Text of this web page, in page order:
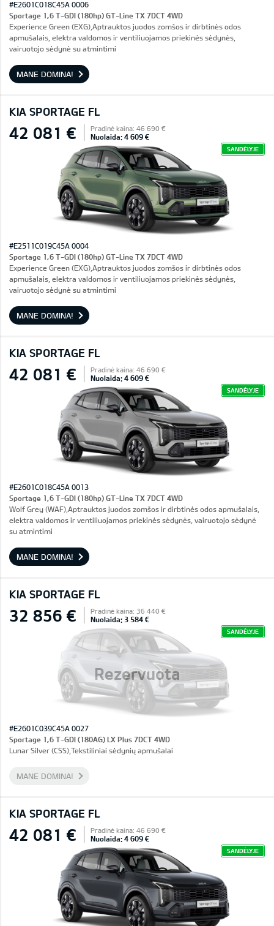
#E2601C018C45A 0006
Sportage 1,6 T-GDI (180hp) GT-Line TX 7DCT 4WD
Experience Green (EXG),Aptrauktos juodos zomšos ir dirbtinės odos
apmušalais, elektra valdomos ir ventiliuojamos priekinės sėdynės,
vairuotojo sėdynė su atmintimi
MANE DOMINA!
KIA SPORTAGE FL
42 081 € Pradinė kaina: 46 690 €
Nuolaida: 4 609 €
SANDĖLYJE
#E2511C019C45A 0004
Sportage 1,6 T-GDI (180hp) GT-Line TX 7DCT 4WD
Experience Green (EXG),Aptrauktos juodos zomšos ir dirbtinės odos
apmušalais, elektra valdomos ir ventiliuojamos priekinės sėdynės,
vairuotojo sėdynė su atmintimi
MANE DOMINA!
KIA SPORTAGE FL
42 081 € Pradinė kaina: 46 690 €
Nuolaida: 4 609 €
SANDĖLYJE
#E2601C018C45A 0013
Sportage 1,6 T-GDI (180hp) GT-Line TX 7DCT 4WD
Wolf Grey (WAF),Aptrauktos juodos zomšos ir dirbtinės odos apmušalais,
elektra valdomos ir ventiliuojamos priekinės sėdynės, vairuotojo sėdynė
su atmintimi
MANE DOMINA!
KIA SPORTAGE FL
Rezervuota
32 856 € Pradinė kaina: 36 440 €
Nuolaida: 3 584 €
SANDĖLYJE
#E2601C039C45A 0027
Sportage 1,6 T-GDI (180AG) LX Plus 7DCT 4WD
Lunar Silver (CSS),Tekstiliniai sėdynių apmušalai
MANE DOMINA!
KIA SPORTAGE FL
42 081 € Pradinė kaina: 46 690 €
Nuolaida: 4 609 €
SANDĖLYJE